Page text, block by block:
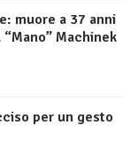
muore a 37 anni
Machinek
per un gesto